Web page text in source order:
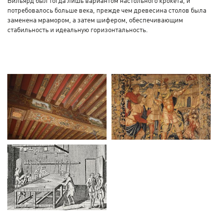
потребовалось больше века, прежде чем древесина столов была
заменена мрамором, а затем шифером, обеспечивающим
стабильность и идеальную горизонтальность.